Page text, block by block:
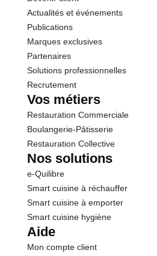
Actualités et événements
Publications
Marques exclusives
Partenaires
Solutions professionnelles
Recrutement
Vos métiers
Restauration Commerciale
Boulangerie-Pâtisserie
Restauration Collective
Nos solutions
e-Quilibre
Smart cuisine à réchauffer
Smart cuisine à emporter
Smart cuisine hygiène
Aide
Mon compte client